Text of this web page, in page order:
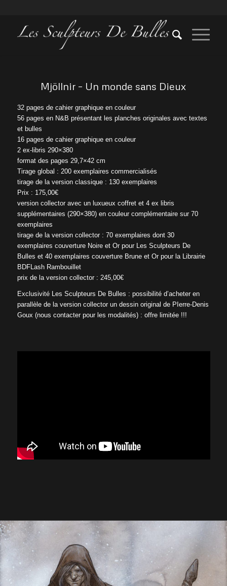
Mjöllnir – Un monde sans Dieux
32 pages de cahier graphique en couleur
56 pages en N&B présentant les planches originales avec textes
et bulles
16 pages de cahier graphique en couleur
2 ex-libris 290×380
format des pages 29,7×42 cm
Tirage global : 200 exemplaires commercialisés
tirage de la version classique : 130 exemplaires
Prix : 175,00€
version collector avec un luxueux coffret et 4 ex libris
supplémentaires (290×380) en couleur complémentaire sur 70
exemplaires
tirage de la version collector : 70 exemplaires dont 30
exemplaires couverture Noire et Or pour Les Sculpteurs De
Bulles et 40 exemplaires couverture Brune et Or pour la Librairie
BDFLash Rambouillet
prix de la version collector : 245,00€
Exclusivité Les Sculpteurs De Bulles : possibilité d’acheter en
parallèle de la version collector un dessin original de PIerre-Denis
Goux (nous contacter pour les modalités) : offre limitée !!!